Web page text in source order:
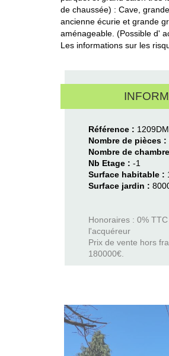
de chaussée) : Cave,
ancienne écurie et grande
aménageable. (Possible d'
Les informations sur les
Référence :
Nombre de pièces :
Nombre de
Nb Etage :-1
Surface habitable :
Surface jardin :
Honoraires : 0%
l'acquéreur
Prix de vente hors
180000€.